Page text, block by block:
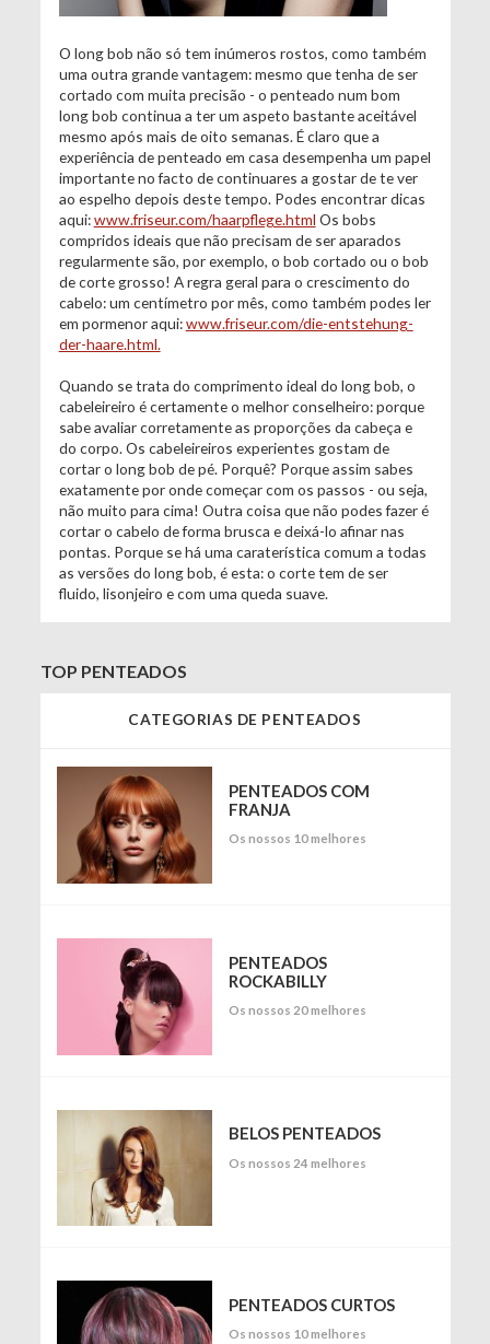
O long bob não só tem inúmeros rostos, como também
uma outra grande vantagem: mesmo que tenha de ser
cortado com muita precisão - o penteado num bom
long bob continua a ter um aspeto bastante aceitável
mesmo após mais de oito semanas. É claro que a
experiência de penteado em casa desempenha um papel
importante no facto de continuares a gostar de te ver
ao espelho depois deste tempo. Podes encontrar dicas
aqui:www.friseur.com/haarpflege.html Os bobs
compridos ideais que não precisam de ser aparados
regularmente são, por exemplo, o bob cortado ou o bob
de corte grosso! A regra geral para o crescimento do
cabelo: um centímetro por mês, como também podes ler
em pormenor aqui:www.friseur.com/die-entstehung-
der-haare.html.
Quando se trata do comprimento ideal do long bob, o
cabeleireiro é certamente o melhor conselheiro: porque
sabe avaliar corretamente as proporções da cabeça e
do corpo. Os cabeleireiros experientes gostam de
cortar o long bob de pé. Porquê? Porque assim sabes
exatamente por onde começar com os passos - ou seja,
não muito para cima! Outra coisa que não podes fazer é
cortar o cabelo de forma brusca e deixá-lo afinar nas
pontas. Porque se há uma caraterística comum a todas
as versões do long bob, é esta: o corte tem de ser
fluido, lisonjeiro e com uma queda suave.
TOP PENTEADOS
CATEGORIAS DE PENTEADOS
PENTEADOS COM
FRANJA
Os nossos 10 melhores
PENTEADOS
ROCKABILLY
Os nossos 20 melhores
BELOS PENTEADOS
Os nossos 24 melhores
PENTEADOS CURTOS
Os nossos 10 melhores